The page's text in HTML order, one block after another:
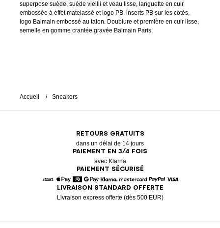
superpose suède, suède vieilli et veau lisse, languette en cuir
embossée à effet matelassé et logo PB, inserts PB sur les côtés,
logo Balmain embossé au talon. Doublure et première en cuir lisse,
semelle en gomme crantée gravée Balmain Paris.
Accueil Sneakers
RETOURS GRATUITS
dans un délai de 14 jours
PAIEMENT EN 3/4 FOIS
avec Klarna
PAIEMENT SÉCURISÉ
American Express
Apple Pay
DinersGoogle Pay
Klarna MastercardPaypal
LIVRAISON STANDARD OFFERTE
Livraison express offerte (dès 500 EUR)